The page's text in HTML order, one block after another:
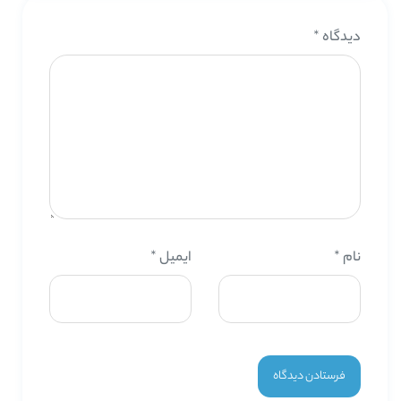
دیدگاه *
نام * ایمیل*